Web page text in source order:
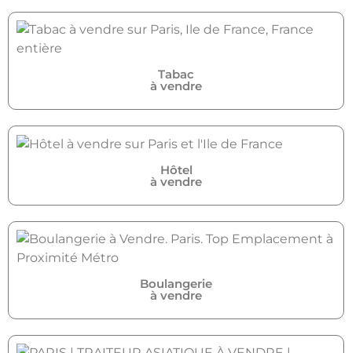
Tabac
à vendre
Hôtel
à vendre
Boulangerie
à vendre